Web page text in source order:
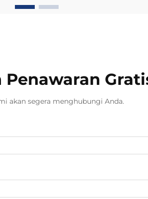
akan segera menghubungi Anda.